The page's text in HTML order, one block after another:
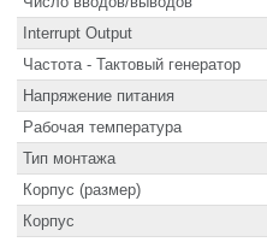
Interrupt Output
Частота - Тактовый генератор
Напряжение питания
Рабочая температура
Тип монтажа
Корпус (размер)
Корпус